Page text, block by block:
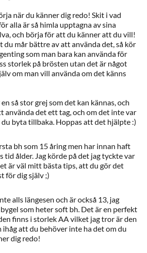
när du känner dig redo! Skit i vad
alla är så himla upptagna av sina
och börja för att du känner att du vill!
du mår bättre av att använda det, så kör
som man bara kan använda för
storlek på brösten utan det är något
om man vill använda om det känns
så stor grej som det kan kännas, och
använda det ett tag, och om det inte var
byta tillbaka. Hoppas att det hjälpte :)
bh som 15 åring men har innan haft
tid ålder. Jag körde på det jag tyckte var
är väl mitt bästa tips, att du gör det
för dig själv ;)
alls längesen och är också 13, jag
som heter soft bh. Det är en perfekt
finns i storlek AA vilket jag tror är den
ihåg att du behöver inte ha det om du
dig redo!